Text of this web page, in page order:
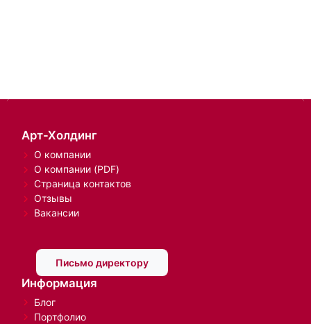
Арт-Холдинг
О компании
О компании (PDF)
Страница контактов
Отзывы
Вакансии
Письмо директору
Информация
Блог
Портфолио